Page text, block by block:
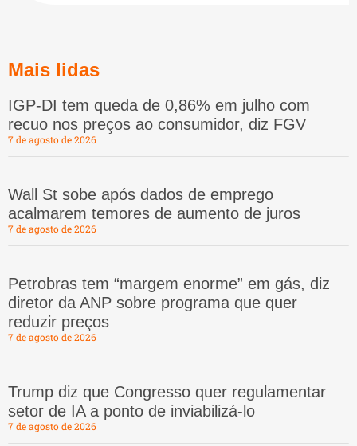
Mais lidas
IGP-DI tem queda de 0,86% em julho com
recuo nos preços ao consumidor, diz FGV
7 de agosto de 2026
Wall St sobe após dados de emprego
acalmarem temores de aumento de juros
7 de agosto de 2026
Petrobras tem “margem enorme” em gás, diz
diretor da ANP sobre programa que quer
reduzir preços
7 de agosto de 2026
Trump diz que Congresso quer regulamentar
setor de IA a ponto de inviabilizá-lo
7 de agosto de 2026